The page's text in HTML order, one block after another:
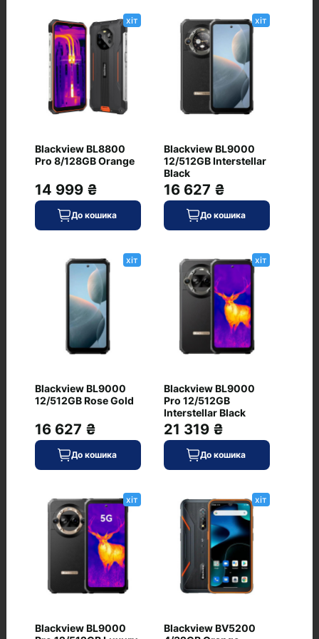
Живлення
Ємність акумулятора, мА·год
5500
+ Додати відгук
першим, залиште свій відгук.
Питання та відповіді
+ Додати питання
Немає питань про даний товар, станьте
першим і задайте своє питання.
хіт
Blackview BL8800
Pro 8/128GB Orange
14 999 ₴
До кошика
хіт
Blackview BL9000
12/512GB Interstellar
Black
16 627 ₴
До кошика
хіт
Blackview BL9000
12/512GB Rose Gold
16 627 ₴
До кошика
хіт
Blackview BL9000
Pro 12/512GB
Interstellar Black
21 319 ₴
До кошика
хіт
Blackview BL9000
хіт
Blackview BV5200